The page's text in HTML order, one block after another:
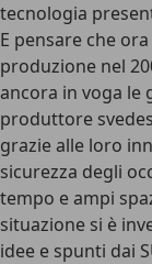
tecnologia
E pensare che
produzione nel
ancora in voga le
produttore
grazie alle loro
sicurezza degli
tempo e ampi
situazione si è
idee e spunti dai